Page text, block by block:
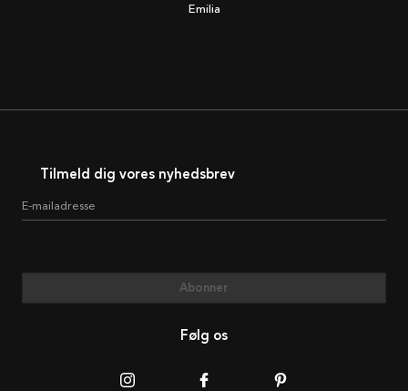
Emilia
Tilmeld dig vores nyhedsbrev
E-mailadresse
Abonner
Følg os